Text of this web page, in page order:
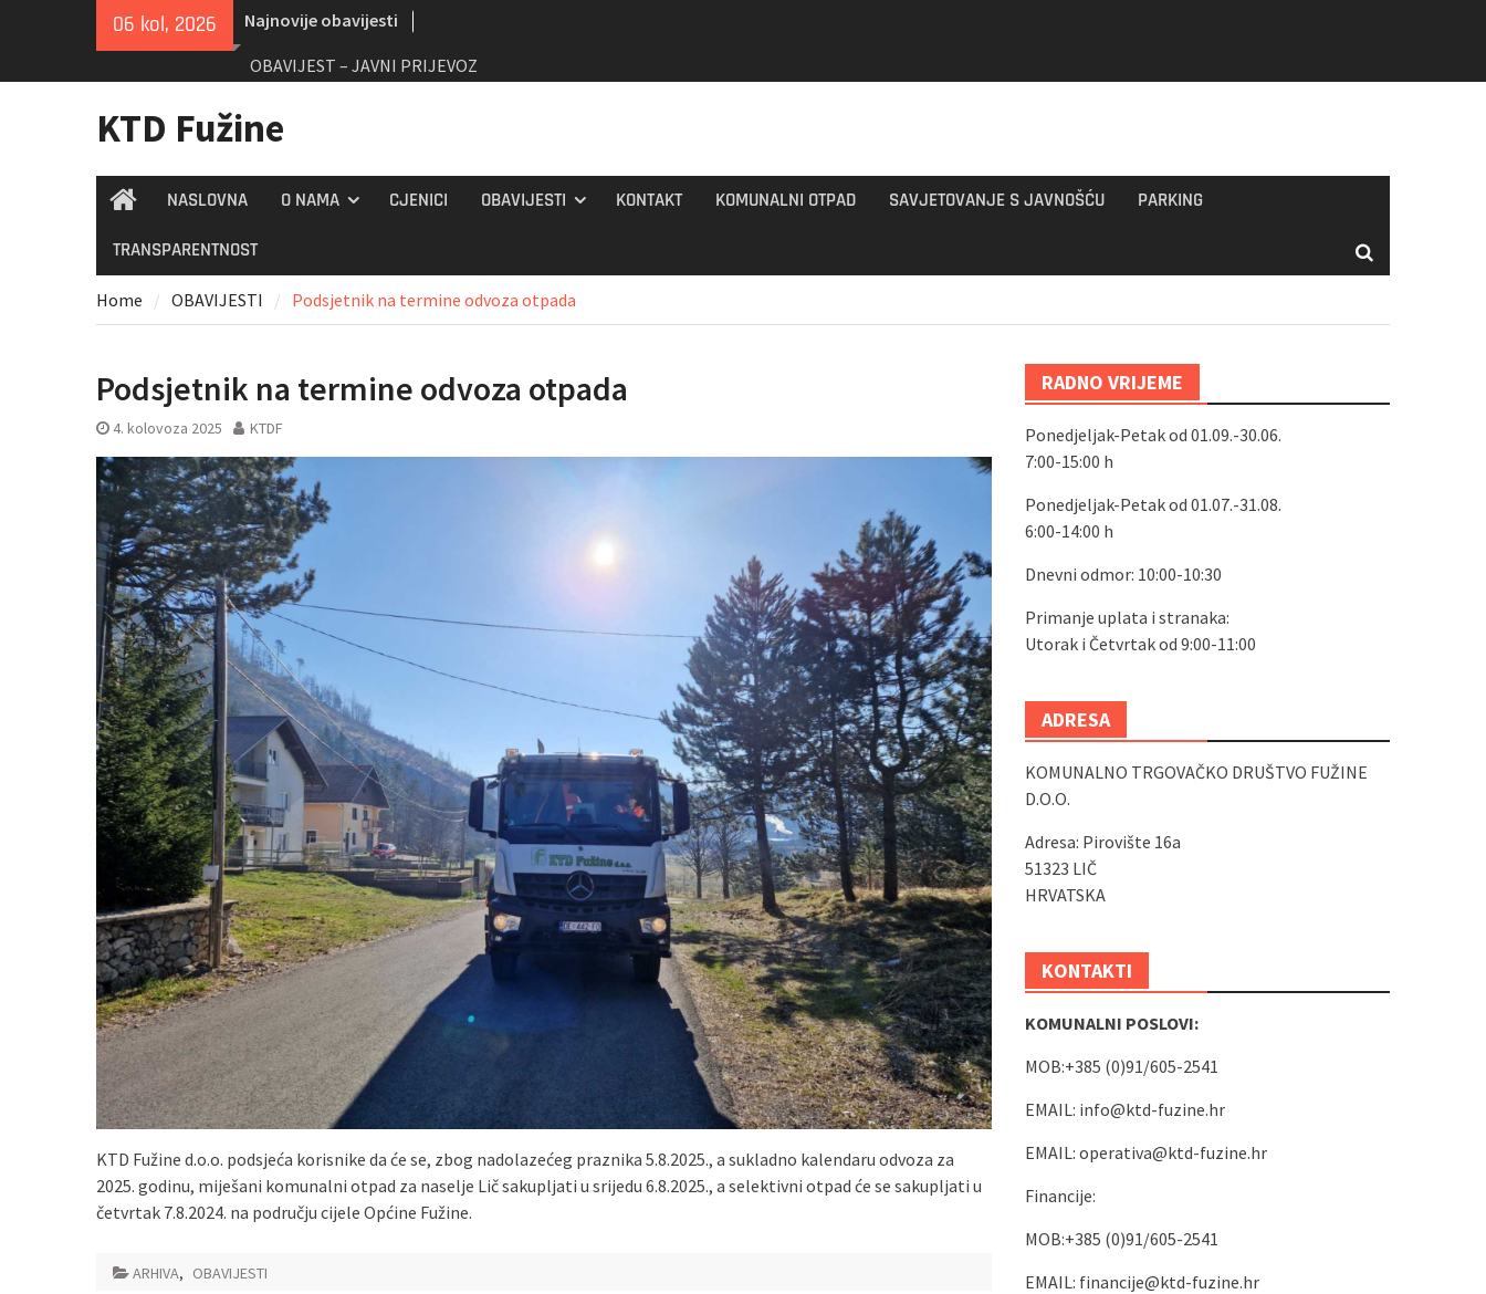
06 kol, 2026 Najnovije obavijesti
OBAVIJEST – JAVNI PRIJEVOZ
KTD Fužine
HomeNASLOVNA O NAMA CJENICI OBAVIJESTI KONTAKT KOMUNALNI OTPAD SAVJETOVANJE S JAVNOŠĆU PARKING
TRANSPARENTNOST
Home OBAVIJESTI Podsjetnik na termine odvoza otpada
Podsjetnik na termine odvoza otpada
4. kolovoza 2025 KTDF
KTD Fužine d.o.o. podsjeća korisnike da će se, zbog nadolazećeg praznika 5.8.2025., a sukladno kalendaru odvoza za
2025. godinu, miješani komunalni otpad za naselje Lič sakupljati u srijedu 6.8.2025., a selektivni otpad će se sakupljati u
četvrtak 7.8.2024. na području cijele Općine Fužine.
ARHIVA, OBAVIJESTI
RADNO VRIJEME
Ponedjeljak-Petak od 01.09.-30.06.
7:00-15:00 h
Ponedjeljak-Petak od 01.07.-31.08.
6:00-14:00 h
Dnevni odmor: 10:00-10:30
Primanje uplata i stranaka:
Utorak i Četvrtak od 9:00-11:00
ADRESA
KOMUNALNO TRGOVAČKO DRUŠTVO FUŽINE
D.O.O.
Adresa: Pirovište 16a
51323 LIČ
HRVATSKA
KONTAKTI
KOMUNALNI POSLOVI:
MOB:+385 (0)91/605-2541
EMAIL: info@ktd-fuzine.hr
EMAIL: operativa@ktd-fuzine.hr
Financije:
MOB:+385 (0)91/605-2541
EMAIL: financije@ktd-fuzine.hr